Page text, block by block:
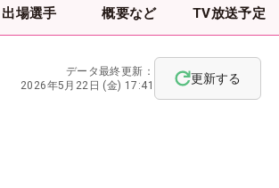
出場選手 概要など TV放送予定
データ最終更新：
2026年5月22日 (金) 17:41
更新する